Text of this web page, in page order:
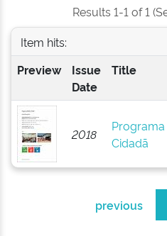
Results 1-1 of 1
Item hits:
Preview
Issue
Date
Title
2018
Cidadã
previous